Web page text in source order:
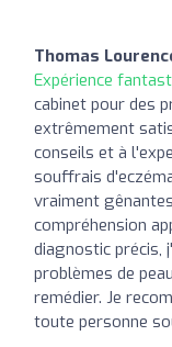
Thomas
Expérience
cabinet pour des
extrêmement
conseils et à
souffrais
vraiment
compréhension
diagnostic précis,
problèmes de
remédier. Je
toute personne